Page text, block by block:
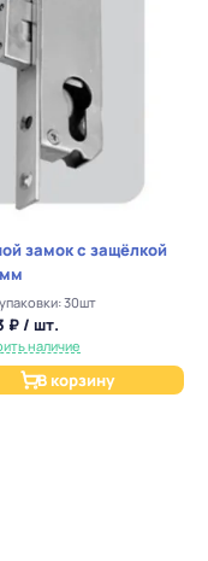
замок с защёлкой
30шт
₽ / шт.
наличие
В корзину